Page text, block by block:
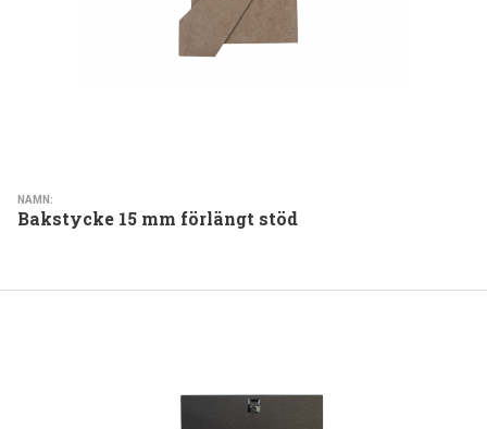
NAMN:
Bakstycke 15 mm förlängt stöd